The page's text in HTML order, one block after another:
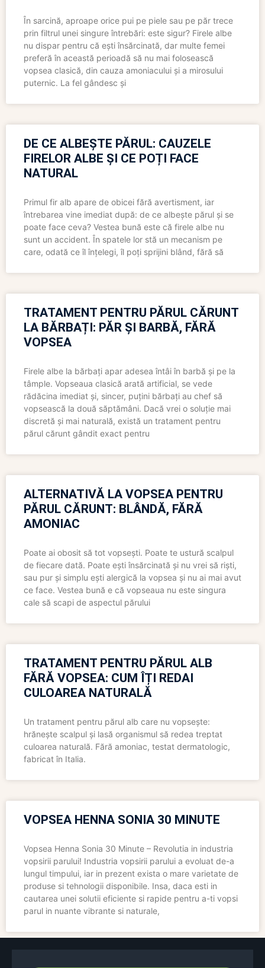
În sarcină, aproape orice pui pe piele sau pe păr trece
prin filtrul unei singure întrebări: este sigur? Firele albe
nu dispar pentru că ești însărcinată, dar multe femei
preferă în această perioadă să nu mai folosească
vopsea clasică, din cauza amoniacului și a mirosului
puternic. La fel gândesc și
DE CE ALBEȘTE PĂRUL: CAUZELE
FIRELOR ALBE ȘI CE POȚI FACE
NATURAL
Primul fir alb apare de obicei fără avertisment, iar
întrebarea vine imediat după: de ce albește părul și se
poate face ceva? Vestea bună este că firele albe nu
sunt un accident. În spatele lor stă un mecanism pe
care, odată ce îl înțelegi, îl poți sprijini blând, fără să
TRATAMENT PENTRU PĂRUL CĂRUNT
LA BĂRBAȚI: PĂR ȘI BARBĂ, FĂRĂ
VOPSEA
Firele albe la bărbați apar adesea întâi în barbă și pe la
tâmple. Vopseaua clasică arată artificial, se vede
rădăcina imediat și, sincer, puțini bărbați au chef să
vopsească la două săptămâni. Dacă vrei o soluție mai
discretă și mai naturală, există un tratament pentru
părul cărunt gândit exact pentru
ALTERNATIVĂ LA VOPSEA PENTRU
PĂRUL CĂRUNT: BLÂNDĂ, FĂRĂ
AMONIAC
Poate ai obosit să tot vopsești. Poate te ustură scalpul
de fiecare dată. Poate ești însărcinată și nu vrei să riști,
sau pur și simplu ești alergică la vopsea și nu ai mai avut
ce face. Vestea bună e că vopseaua nu este singura
cale să scapi de aspectul părului
TRATAMENT PENTRU PĂRUL ALB
FĂRĂ VOPSEA: CUM ÎȚI REDAI
CULOAREA NATURALĂ
Un tratament pentru părul alb care nu vopsește:
hrănește scalpul și lasă organismul să redea treptat
culoarea naturală. Fără amoniac, testat dermatologic,
fabricat în Italia.
VOPSEA HENNA SONIA 30 MINUTE
Vopsea Henna Sonia 30 Minute – Revolutia in industria
vopsirii parului! Industria vopsirii parului a evoluat de-a
lungul timpului, iar in prezent exista o mare varietate de
produse si tehnologii disponibile. Insa, daca esti in
cautarea unei solutii eficiente si rapide pentru a-ti vopsi
parul in nuante vibrante si naturale,